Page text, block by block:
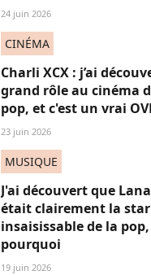
24 juin 2026
CINÉMA
Charli XCX : j’ai
grand rôle au cinéma
pop, et c'est un vrai
23 juin 2026
MUSIQUE
J'ai découvert que
était clairement la
insaisissable de la
pourquoi
19 juin 2026